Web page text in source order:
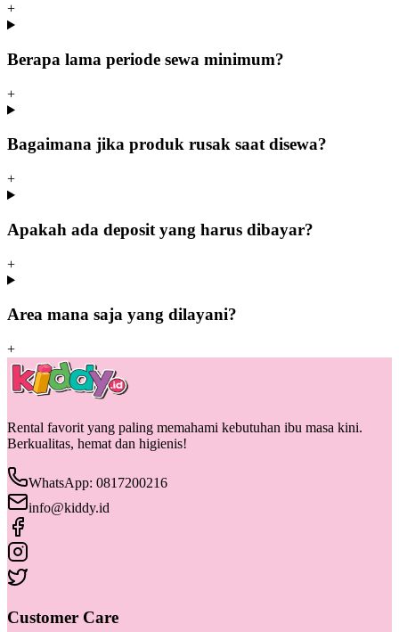
+
Berapa lama periode sewa minimum?
+
Bagaimana jika produk rusak saat disewa?
+
Apakah ada deposit yang harus dibayar?
+
Area mana saja yang dilayani?
+
Rental favorit yang paling memahami kebutuhan ibu masa kini.
Berkualitas, hemat dan higienis!
WhatsApp: 0817200216
info@kiddy.id
Customer Care